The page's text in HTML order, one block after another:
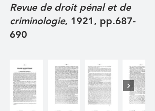
Revue de droit pénal et de
criminologie, 1921, pp.687-
690